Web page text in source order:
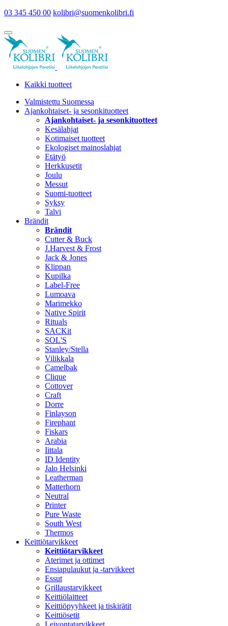
03 345 450 00 kolibri@suomenkolibri.fi
Kaikki tuotteet
Valmistettu Suomessa
Ajankohtaiset- ja sesonkituotteet
Ajankohtaiset- ja sesonkituotteet
Kesälahjat
Kotimaiset tuotteet
Ekologiset mainoslahjat
Etätyö
Herkkusetit
Joulu
Messut
Suomi-tuotteet
Syksy
Talvi
Brändit
Brändit
Cutter & Buck
J.Harvest & Frost
Jack & Jones
Klippan
Kupilka
Label-Free
Lumoava
Marimekko
Native Spirit
Rituals
SACKit
SOL'S
Stanley/Stella
Vilikkala
Camelbak
Clique
Cottover
Craft
Dorre
Finlayson
Firephant
Fiskars
Arabia
Iittala
ID Identity
Jalo Helsinki
Leatherman
Matterhorn
Neutral
Printer
Pure Waste
South West
Thermos
Keittiötarvikkeet
Keittiötarvikkeet
Aterimet ja ottimet
Ensiapulaukut ja -tarvikkeet
Essut
Grillaustarvikkeet
Keittiölaitteet
Keittiöpyyhkeet ja tiskirätit
Keittiösetit
Leivontatarvikkeet